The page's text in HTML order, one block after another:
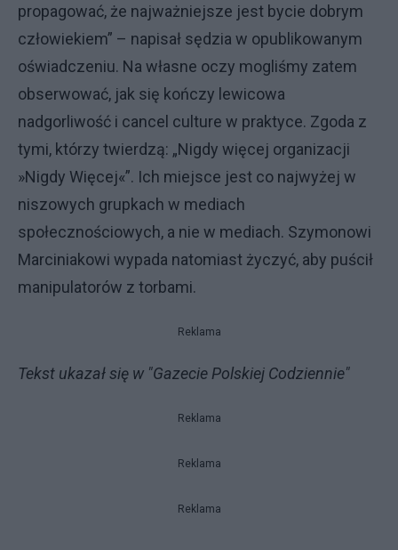
propagować, że najważniejsze jest bycie dobrym
człowiekiem” – napisał sędzia w opublikowanym
oświadczeniu. Na własne oczy mogliśmy zatem
obserwować, jak się kończy lewicowa
nadgorliwość i cancel culture w praktyce. Zgoda z
tymi, którzy twierdzą: „Nigdy więcej organizacji
»Nigdy Więcej«”. Ich miejsce jest co najwyżej w
niszowych grupkach w mediach
społecznościowych, a nie w mediach. Szymonowi
Marciniakowi wypada natomiast życzyć, aby puścił
manipulatorów z torbami.
Reklama
Tekst ukazał się w "Gazecie Polskiej Codziennie"
Reklama
Reklama
Reklama